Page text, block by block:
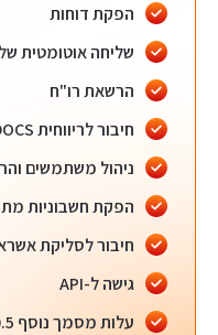
הפקת דוחות
שליחה אוטומטית
הרשאת רו"ח
חיבור לריווחית DOCS (לא כולל את מחיר המערכת)
ניהול משתמשים
הפקת חשבוניות
חיבור לסליקת
גישה ל-API
עלות מסמך נוסף ₪0.5